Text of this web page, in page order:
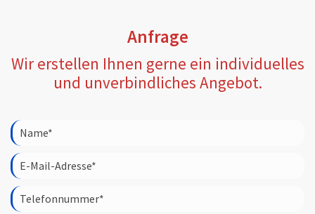
Anfrage
Wir erstellen Ihnen gerne ein individuelles
und unverbindliches Angebot.